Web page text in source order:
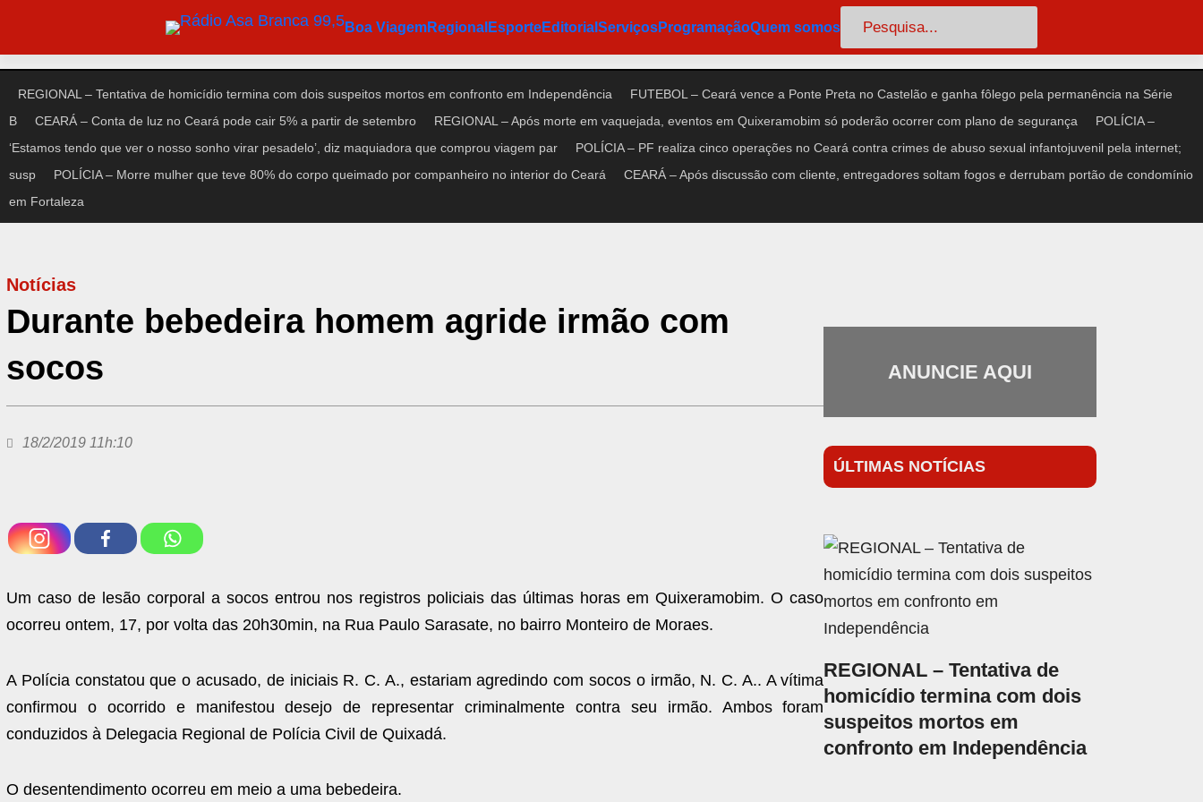
o
conteúdo
Boa ViagemRegional EsporteEditorial ServiçosProgramaçãoQuem somos Pesquisar
REGIONAL – Tentativa de homicídio termina com dois suspeitos mortos em confronto em Independência
FUTEBOL – Ceará vence a Ponte Preta no Castelão e ganha fôlego pela permanência na Série
B
CEARÁ – Conta de luz no Ceará pode cair 5% a partir de setembro REGIONAL – Após morte em vaquejada, eventos em Quixeramobim só poderão ocorrer com plano de segurança
POLÍCIA –
‘Estamos tendo que ver o nosso sonho virar pesadelo’, diz maquiadora que comprou viagem par
POLÍCIA – PF realiza cinco operações no Ceará contra crimes de abuso sexual infantojuvenil pela internet;
susp
POLÍCIA – Morre mulher que teve 80% do corpo queimado por companheiro no interior do Ceará
CEARÁ – Após discussão com cliente, entregadores soltam fogos e derrubam portão de condomínio
em Fortaleza
Notícias
Durante bebedeira homem agride irmão com
socos
18/2/2019 11h:10
Um caso de lesão corporal a socos entrou nos registros policiais das últimas horas em Quixeramobim. O caso
ocorreu ontem, 17, por volta das 20h30min, na Rua Paulo Sarasate, no bairro Monteiro de Moraes.
A Polícia constatou que o acusado, de iniciais R. C. A., estariam agredindo com socos o irmão, N. C. A.. A vítima
confirmou o ocorrido e manifestou desejo de representar criminalmente contra seu irmão. Ambos foram
conduzidos à Delegacia Regional de Polícia Civil de Quixadá.
O desentendimento ocorreu em meio a uma bebedeira.
ANUNCIE AQUI
ÚLTIMAS NOTÍCIAS
REGIONAL – Tentativa de
homicídio termina com dois
suspeitos mortos em
confronto em Independência